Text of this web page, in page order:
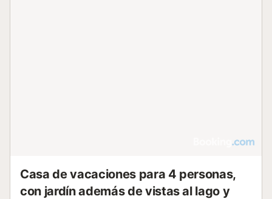
Casa de vacaciones para 4 personas,
con jardín además de vistas al lago y